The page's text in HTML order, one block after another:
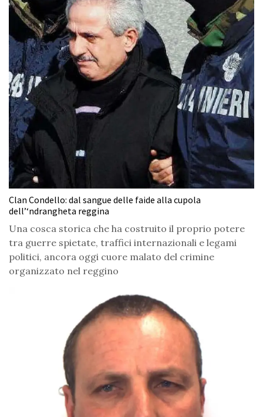
Clan Condello: dal sangue delle faide alla cupola
dell’‘ndrangheta reggina
Una cosca storica che ha costruito il proprio potere
tra guerre spietate, traffici internazionali e legami
politici, ancora oggi cuore malato del crimine
organizzato nel reggino